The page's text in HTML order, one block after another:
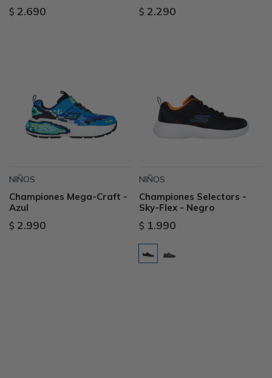
$ 2.690 $ 2.290
NIÑOS
Championes Mega-Craft -
Azul
$ 2.990
NIÑOS
Championes Selectors -
Sky-Flex - Negro
$ 1.990